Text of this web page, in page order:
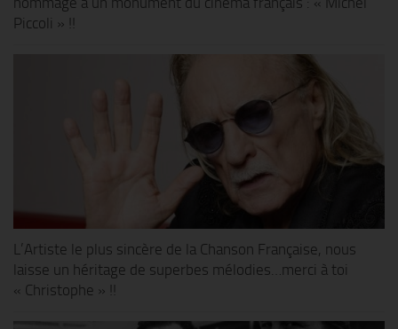
Piccoli » !!
L’Artiste le plus sincère de la Chanson Française, nous
laisse un héritage de superbes mélodies…merci à toi
« Christophe » !!